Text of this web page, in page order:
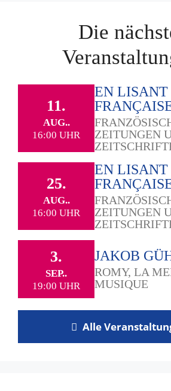
Die
11.
AUG..
16:00 UHR
EN LISANT
ZEITUNGEN
25.
AUG..
16:00 UHR
EN LISANT
ZEITUNGEN
3.
SEP..
19:00 UHR
JAKOB
ROMY, LA
MUSIQUE
Alle